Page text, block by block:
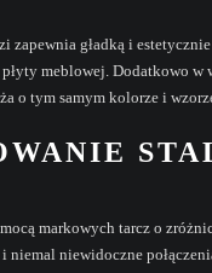
zapewnia gładką i
meblowej. Dodatkowo w
o tym samym kolorze i
markowych tarcz o
niemal niewidoczne